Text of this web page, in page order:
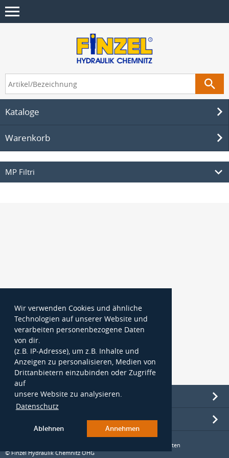
Wir verwenden Cookies und ähnliche
Technologien auf unserer Website und
verarbeiten personenbezogene Daten
von dir.
(z.B. IP-Adresse), um z.B. Inhalte und
Anzeigen zu personalisieren, Medien von
Drittanbietern einzubinden oder Zugriffe
auf
unsere Website zu analysieren.
Datenschutz
Ablehnen Annehmen
Kataloge
Warenkorb
MP Filtri
Information
* Preise zuzüglich gesetzlicher Mehrwertsteuer und Versandkosten
© Finzel Hydraulik Chemnitz OHG